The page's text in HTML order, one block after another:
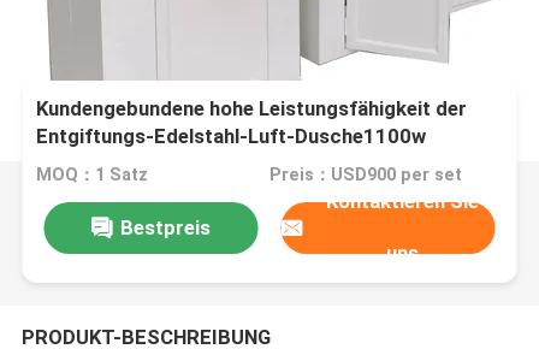
Kundengebundene hohe Leistungsfähigkeit der
Entgiftungs-Edelstahl-Luft-Dusche1100w
MOQ：1 Satz Preis：USD900 per set
Bestpreis
Kontaktieren Sie
uns
PRODUKT-BESCHREIBUNG